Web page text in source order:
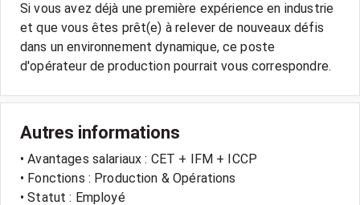
Si vous avez déjà une première expérience en industrie
et que vous êtes prêt(e) à relever de nouveaux défis
dans un environnement dynamique, ce poste
Autres informations
• Avantages salariaux : CET + IFM + ICCP
• Fonctions : Production & Opérations
• Statut : Employé